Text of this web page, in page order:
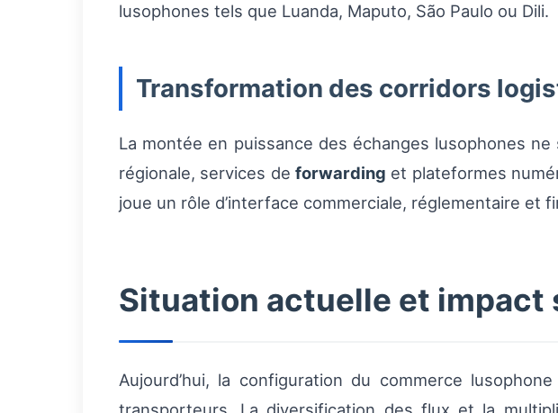
lusophones tels que Luanda, Maputo, São Paulo ou Dili.
Transformation des corridors
La montée en puissance des échanges lusophones
régionale, services deforwarding et plateformes
joue un rôle d’interface commerciale, réglementaire et
Situation actuelle et impact
Aujourd’hui, la configuration du commerce